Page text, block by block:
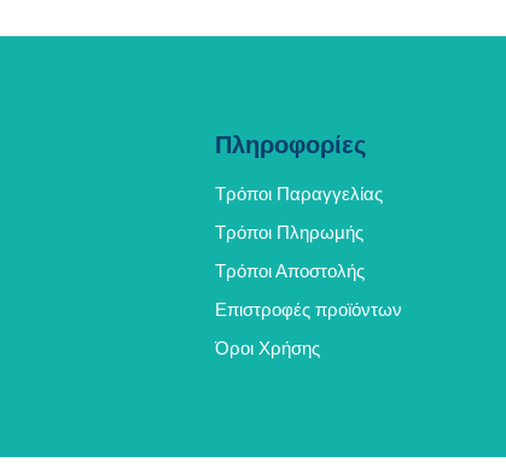
Πληροφορίες
Τρόποι Παραγγελίας
Τρόποι Πληρωμής
Τρόποι Αποστολής
Επιστροφές προϊόντων
Όροι Χρήσης